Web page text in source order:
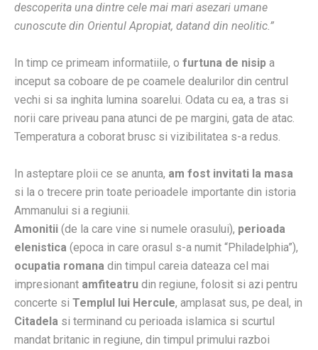
descoperita una dintre cele mai mari asezari umane
cunoscute din Orientul Apropiat, datand din neolitic.”
In timp ce primeam informatiile, o furtuna de nisip a
inceput sa coboare de pe coamele dealurilor din centrul
vechi si sa inghita lumina soarelui. Odata cu ea, a tras si
norii care priveau pana atunci de pe margini, gata de atac.
Temperatura a coborat brusc si vizibilitatea s-a redus.
In asteptare ploii ce se anunta, am fost invitati la masa
si la o trecere prin toate perioadele importante din istoria
Ammanului si a regiunii.
Amonitii (de la care vine si numele orasului), perioada
elenistica (epoca in care orasul s-a numit “Philadelphia”),
ocupatia romana din timpul careia dateaza cel mai
impresionant amfiteatru din regiune, folosit si azi pentru
concerte si Templul lui Hercule, amplasat sus, pe deal, in
Citadela si terminand cu perioada islamica si scurtul
mandat britanic in regiune, din timpul primului razboi